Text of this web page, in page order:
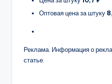
Оптовая цена за штуку
Реклама. Информация о
статье.